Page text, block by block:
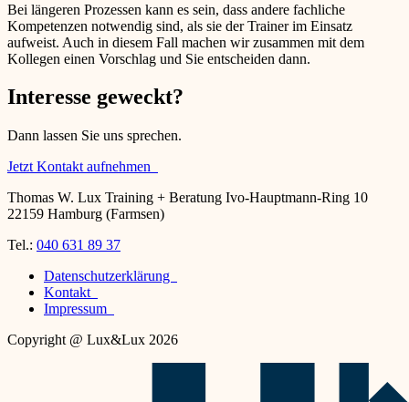
Bei längeren Prozessen kann es sein, dass andere fachliche
Kompetenzen notwendig sind, als sie der Trainer im Einsatz
aufweist. Auch in diesem Fall machen wir zusammen mit dem
Kollegen einen Vorschlag und Sie entscheiden dann.
Interesse geweckt?
Dann lassen Sie uns sprechen.
Jetzt Kontakt aufnehmen
Thomas W. Lux Training + Beratung Ivo-Hauptmann-Ring 10
22159 Hamburg (Farmsen)
Tel.: 040 631 89 37
Datenschutzerklärung
Kontakt
Impressum
Copyright @ Lux&Lux 2026